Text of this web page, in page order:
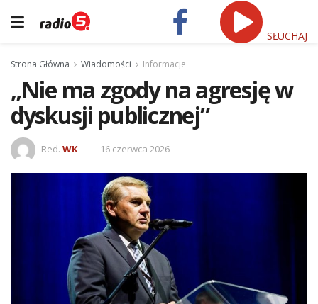
SŁUCHAJ
Strona Główna Wiadomości Informacje
„Nie ma zgody na agresję w
dyskusji publicznej”
Red. WK 16 czerwca 2026